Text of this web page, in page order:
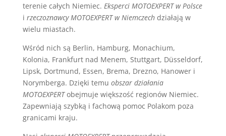
terenie całych Niemiec. Eksperci MOTOEXPERT w Polsce
i rzeczoznawcy MOTOEXPERT w Niemczechdziałają w
wielu miastach.
Wśród nich są Berlin, Hamburg, Monachium,
Kolonia, Frankfurt nad Menem, Stuttgart, Düsseldorf,
Lipsk, Dortmund, Essen, Brema, Drezno, Hanower i
Norymberga. Dzięki temu obszar działania
MOTOEXPERTobejmuje większość regionów Niemiec.
Zapewniają szybką i fachową pomoc Polakom poza
granicami kraju.